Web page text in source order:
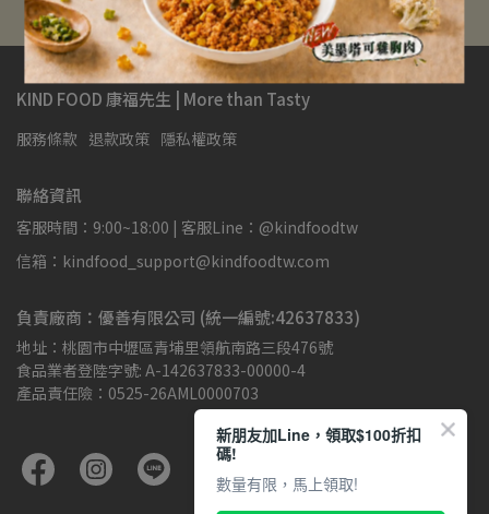
KIND FOOD 康福先生 | More than Tasty
服務條款 退款政策 隱私權政策
聯絡資訊
客服時間：9:00~18:00 | 客服Line：@kindfoodtw
信箱：kindfood_support@kindfoodtw.com
負責廠商：優善有限公司 (統一編號:42637833)
地址：桃園市中壢區青埔里領航南路三段476號
食品業者登陸字號: A-142637833-00000-4
產品責任險：0525-26AML0000703
新朋友加Line，領取$100折扣
碼!
數量有限，馬上領取!